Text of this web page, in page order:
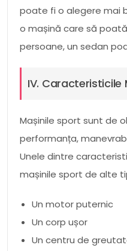
poate fi o alegere mai
o mașină care să
persoane, un sedan
IV. Caracteristicile
Mașinile sport sunt de
performanța,
Unele dintre
mașinile sport de alte
Un motor puternic
Un corp ușor
Un centru de